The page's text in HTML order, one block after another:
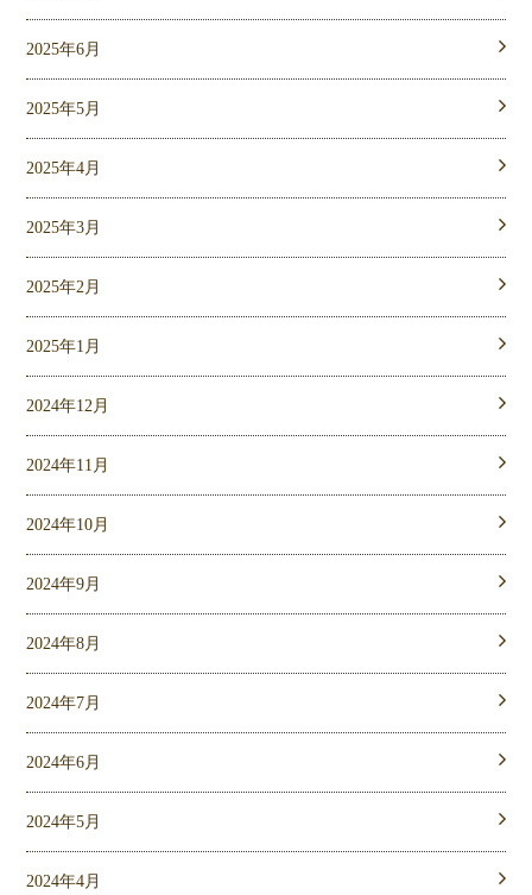
2025年6月
2025年5月
2025年4月
2025年3月
2025年2月
2025年1月
2024年12月
2024年11月
2024年10月
2024年9月
2024年8月
2024年7月
2024年6月
2024年5月
2024年4月